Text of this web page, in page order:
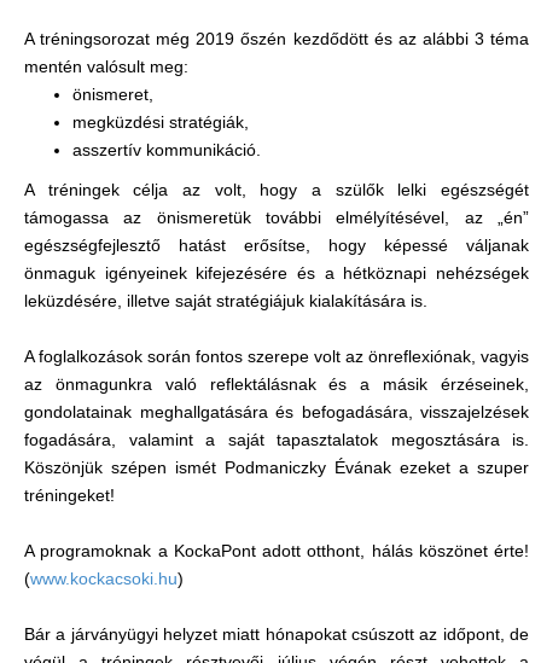
A tréningsorozat még 2019 őszén kezdődött és az alábbi 3 téma
mentén valósult meg:
önismeret,
megküzdési stratégiák,
asszertív kommunikáció.
A tréningek célja az volt, hogy a szülők lelki egészségét
támogassa az önismeretük további elmélyítésével, az „én”
egészségfejlesztő hatást erősítse, hogy képessé váljanak
önmaguk igényeinek kifejezésére és a hétköznapi nehézségek
leküzdésére, illetve saját stratégiájuk kialakítására is.
A foglalkozások során fontos szerepe volt az önreflexiónak, vagyis
az önmagunkra való reflektálásnak és a másik érzéseinek,
gondolatainak meghallgatására és befogadására, visszajelzések
fogadására, valamint a saját tapasztalatok megosztására is.
Köszönjük szépen ismét Podmaniczky Évának ezeket a szuper
tréningeket!
A programoknak a KockaPont adott otthont, hálás köszönet érte!
(www.kockacsoki.hu)
Bár a járványügyi helyzet miatt hónapokat csúszott az időpont, de